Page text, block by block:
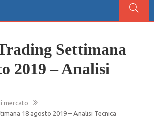
Settimana
2019 – Analisi
mercato
18 agosto 2019 – Analisi Tecnica